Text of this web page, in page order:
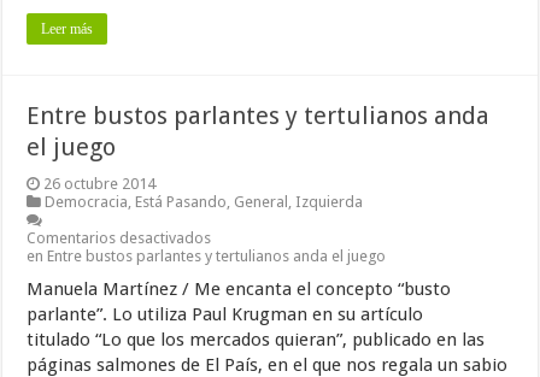
Leer más
Entre bustos parlantes y tertulianos anda
el juego
26 octubre 2014
Democracia, Está Pasando, General , Izquierda
Comentarios desactivados
en Entre bustos parlantes y tertulianos anda el juego
Manuela Martínez / Me encanta el concepto “busto
parlante”. Lo utiliza Paul Krugman en su artículo
titulado “Lo que los mercados quieran”, publicado en las
páginas salmones de El País, en el que nos regala un sabio